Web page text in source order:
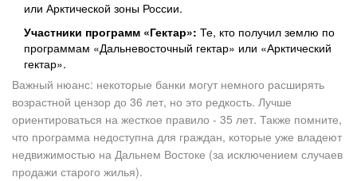
или Арктической зоны России.
Участники программ «Гектар»: Те, кто получил землю по
программам «Дальневосточный гектар» или «Арктический
гектар».
Важный нюанс: некоторые банки могут немного расширять
возрастной цензор до 36 лет, но это редкость. Лучше
ориентироваться на жесткое правило - 35 лет. Также помните,
что программа недоступна для граждан, которые уже владеют
недвижимостью на Дальнем Востоке (за исключением случаев
продажи старого жилья).